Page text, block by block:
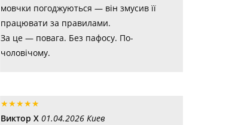
мовчки погоджуються — він змусив її
працювати за правилами.
За це — повага. Без пафосу. По-
чоловічому.
★★★★★
Виктор Х 01.04.2026 Киев